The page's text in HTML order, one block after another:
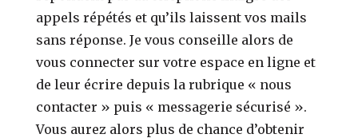
appels répétés et qu’ils laissent vos mails
sans réponse. Je vous conseille alors de
vous connecter sur votre espace en ligne et
de leur écrire depuis la rubrique « nous
contacter » puis « messagerie sécurisé ».
Vous aurez alors plus de chance d’obtenir